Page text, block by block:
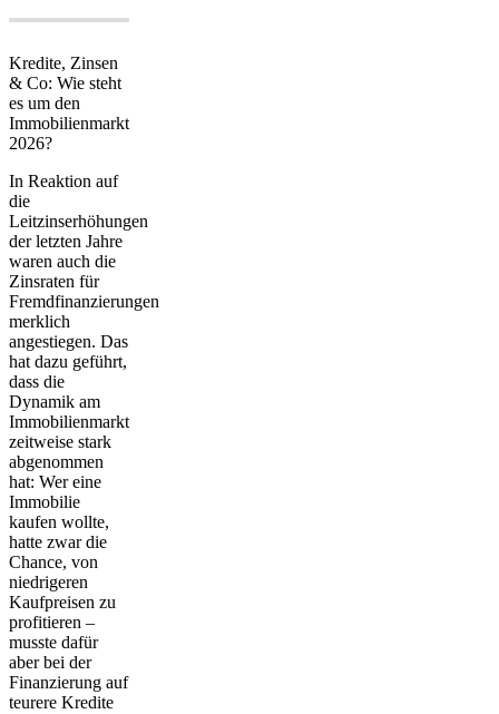
Kredite, Zinsen
& Co: Wie steht
es um den
Immobilienmarkt
2026?
In Reaktion auf
die
Leitzinserhöhungen
der letzten Jahre
waren auch die
Zinsraten für
Fremdfinanzierungen
merklich
angestiegen. Das
hat dazu geführt,
dass die
Dynamik am
Immobilienmarkt
zeitweise stark
abgenommen
hat: Wer eine
Immobilie
kaufen wollte,
hatte zwar die
Chance, von
niedrigeren
Kaufpreisen zu
profitieren –
musste dafür
aber bei der
Finanzierung auf
teurere Kredite